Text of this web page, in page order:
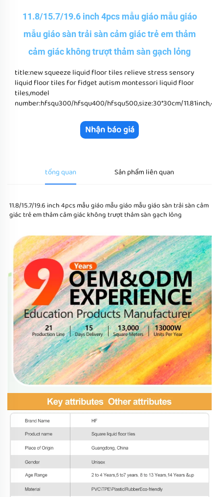
11.8/15.7/19.6 inch 4pcs mẫu giáo mẫu giáo
mẫu giáo sàn trải sàn cảm giác trẻ em thảm
cảm giác không trượt thảm sàn gạch lỏng
title:new squeeze liquid floor tiles relieve stress sensory
liquid floor tiles for fidget autism montessori liquid floor
tiles,model
number:hfsqu300/hfsqu400/hfsqu500,size:30*30cm/
Nhận báo giá
tổng quan Sản phẩm liên quan
11.8/15.7/19.6 inch 4pcs mẫu giáo mẫu giáo mẫu giáo sàn trải sàn cảm
giác trẻ em thảm cảm giác không trượt thảm sàn gạch lỏng